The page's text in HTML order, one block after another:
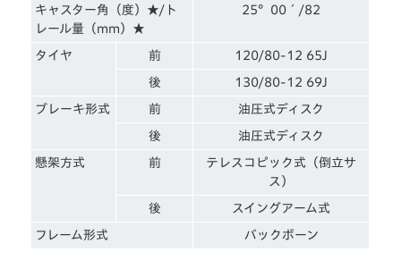
キャスター角（度）★/ト
レール量（mm）★
25°00´/82
タイヤ 前 120/80-12 65J
後 130/80-12 69J
ブレーキ形式 前 油圧式ディスク
後 油圧式ディスク
懸架方式 前
テレスコピック式（倒立サ
ス）
後 スイングアーム式
フレーム形式 バックボーン